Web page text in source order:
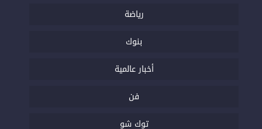
رياضة
بنوك
أخبار عالمية
فن
توك شو